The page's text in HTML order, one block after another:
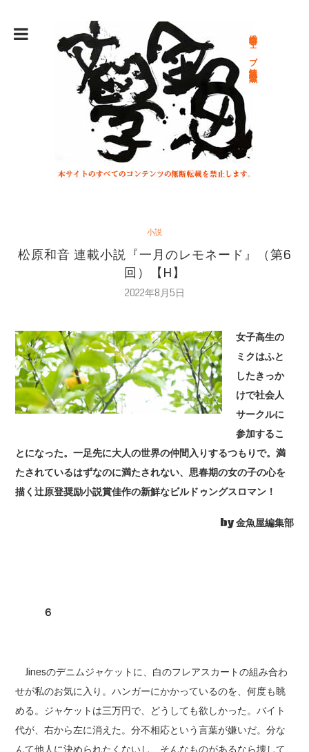
総合文学ウェブ情報誌 文学金魚
小説
松原和音 連載小説『一月のレモネード』（第6
回）【H】
2022年8月5日
女子高生の
ミクはふと
したきっか
けで社会人
サークルに
参加するこ
とになった。一足先に大人の世界の仲間入りするつもりで。満
たされているはずなのに満たされない、思春期の女の子の心を
描く辻原登奨励小説賞佳作の新鮮なビルドゥングスロマン！
by 金魚屋編集部
６
Jinesのデニムジャケットに、白のフレアスカートの組み合わ
せが私のお気に入り。ハンガーにかかっているのを、何度も眺
める。ジャケットは三万円で、どうしても欲しかった。バイト
代が、右から左に消えた。分不相応という言葉が嫌いだ。分な
んて他人に決められたくないし、そんなものがあるなら壊して